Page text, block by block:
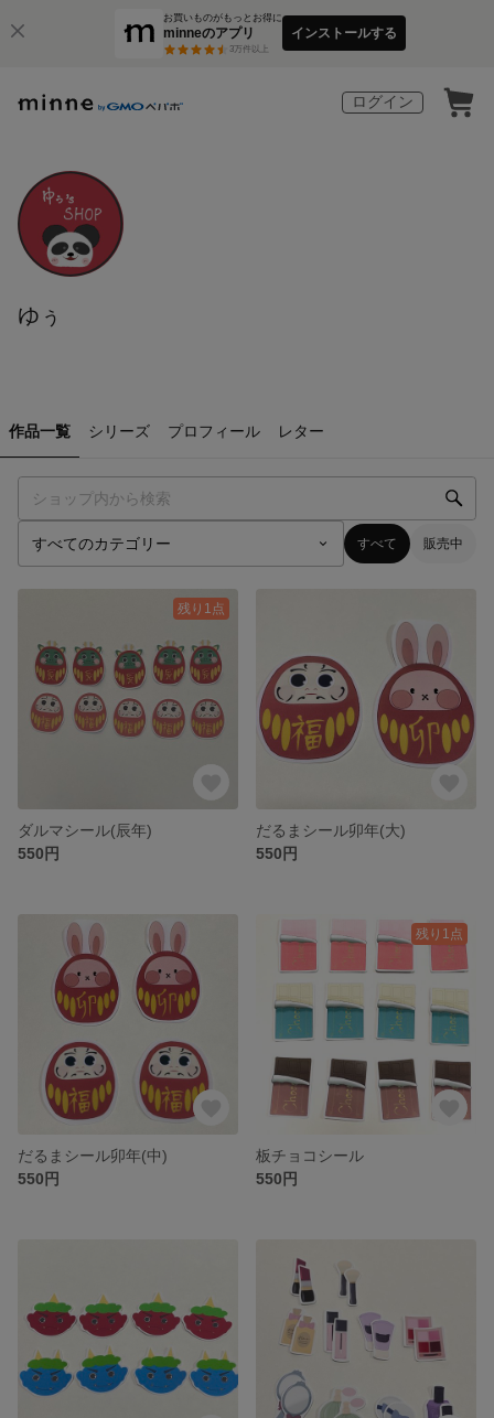
お買いものがもっとお得に
minneのアプリ
3万件以上
インストールする
ログイン
ゆぅ
作品一覧 シリーズ プロフィール レター
すべて 販売中
残り1点
ダルマシール(辰年)
550円
だるまシール卯年(大)
550円
だるまシール卯年(中)
550円
残り1点
板チョコシール
550円